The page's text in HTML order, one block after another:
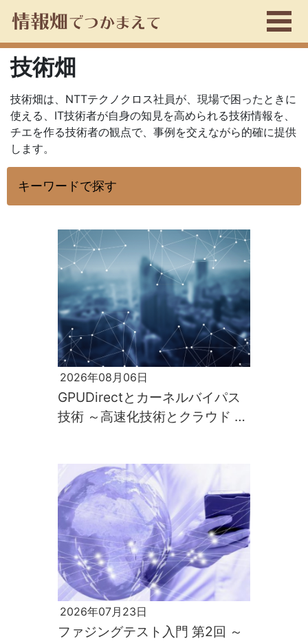
技術畑
技術畑は、NTTテクノクロス社員が、現場で困ったときに
使える、IT技術者が自身の知見を高められる技術情報を、
チエを作る技術者の観点で、事例を交えながら的確に提供
します。
キーワードで探す
2026年08月06日
GPUDirectとカーネルバイパス
技術 ～高速化技術とクラウド 第
2026年07月23日
ファジングテスト入門 第2回 ～